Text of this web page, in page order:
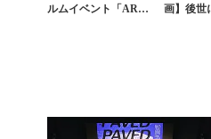
ルムイベント「AREA
画】後世